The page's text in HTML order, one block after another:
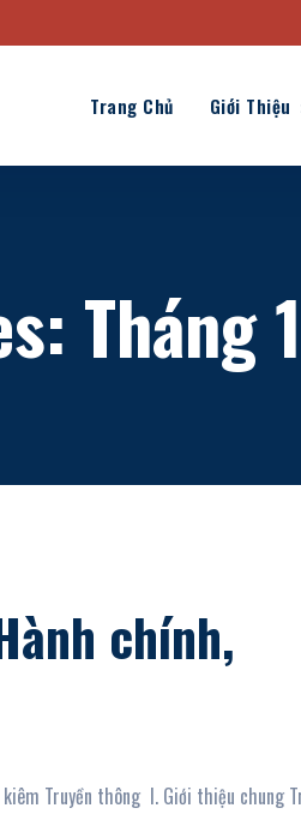
Trang Chủ Giới Thiệu
Tháng
chính,
Truyền thông I. Giới thiệu chung Trung